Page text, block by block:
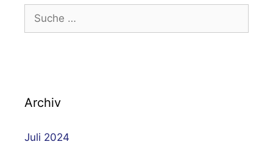
nach:
Archiv
Juli 2024